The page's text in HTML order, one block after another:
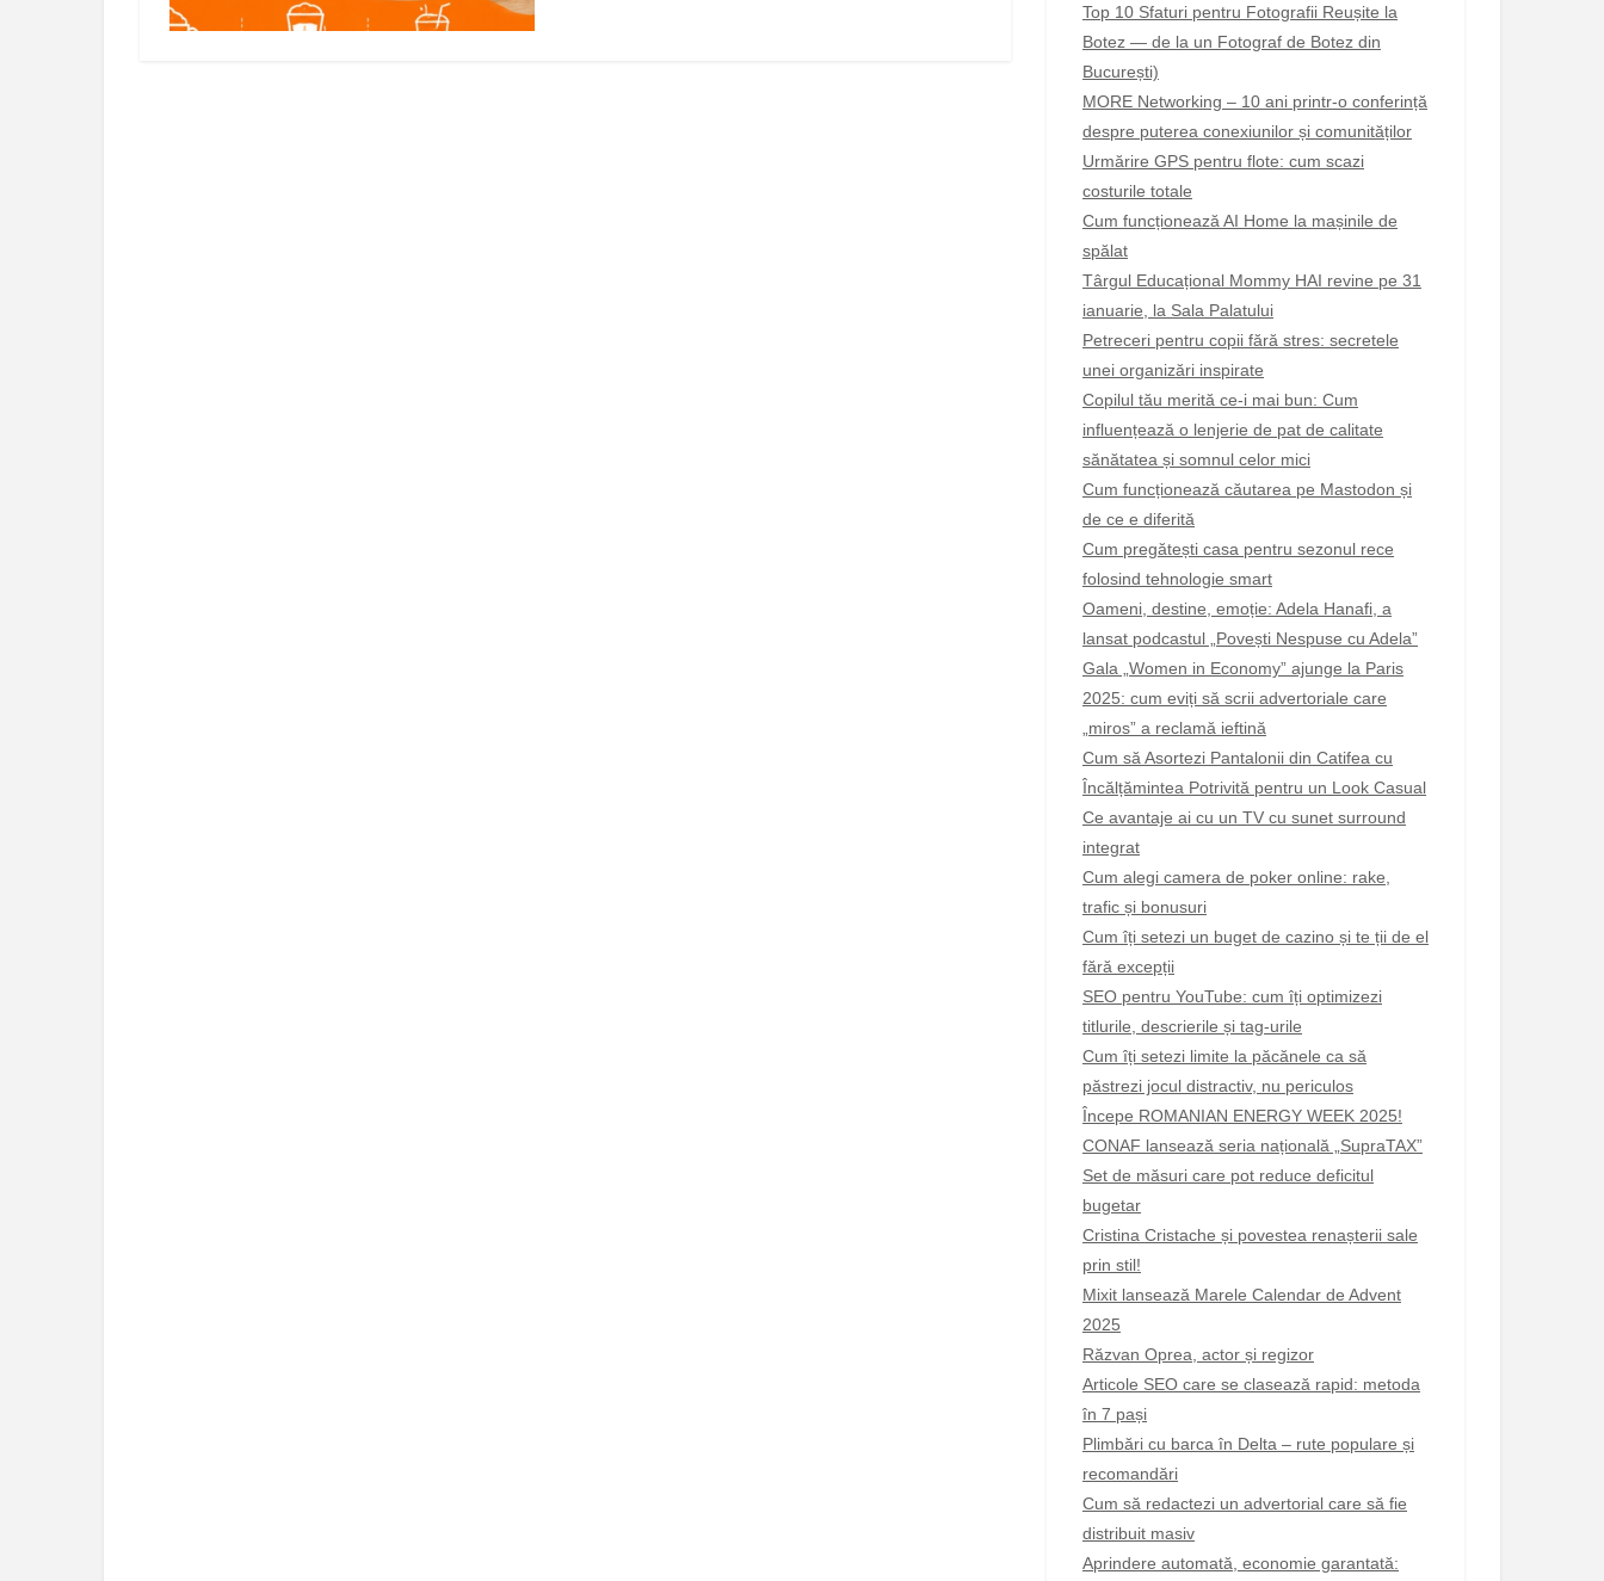
Top 10 Sfaturi pentru Fotografii Reușite la
Botez — de la un Fotograf de Botez din
București)
MORE Networking – 10 ani printr-o conferință
despre puterea conexiunilor și comunităților
Urmărire GPS pentru flote: cum scazi
costurile totale
Cum funcționează AI Home la mașinile de
spălat
Târgul Educațional Mommy HAI revine pe 31
ianuarie, la Sala Palatului
Petreceri pentru copii fără stres: secretele
unei organizări inspirate
Copilul tău merită ce-i mai bun: Cum
influențează o lenjerie de pat de calitate
sănătatea și somnul celor mici
Cum funcționează căutarea pe Mastodon și
de ce e diferită
Cum pregătești casa pentru sezonul rece
folosind tehnologie smart
Oameni, destine, emoție: Adela Hanafi, a
lansat podcastul „Povești Nespuse cu Adela”
Gala „Women in Economy” ajunge la Paris
2025: cum eviți să scrii advertoriale care
„miros” a reclamă ieftină
Cum să Asortezi Pantalonii din Catifea cu
Încălțămintea Potrivită pentru un Look Casual
Ce avantaje ai cu un TV cu sunet surround
integrat
Cum alegi camera de poker online: rake,
trafic și bonusuri
Cum îți setezi un buget de cazino și te ții de el
fără excepții
SEO pentru YouTube: cum îți optimizezi
titlurile, descrierile și tag-urile
Cum îți setezi limite la păcănele ca să
păstrezi jocul distractiv, nu periculos
Începe ROMANIAN ENERGY WEEK 2025!
CONAF lansează seria națională „SupraTAX”
Set de măsuri care pot reduce deficitul
bugetar
Cristina Cristache și povestea renașterii sale
prin stil!
Mixit lansează Marele Calendar de Advent
2025
Răzvan Oprea, actor și regizor
Articole SEO care se clasează rapid: metoda
în 7 pași
Plimbări cu barca în Delta – rute populare și
recomandări
Cum să redactezi un advertorial care să fie
distribuit masiv
Aprindere automată, economie garantată: